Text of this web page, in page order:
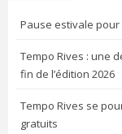
Pause estivale
Tempo Rives : une
fin de l’édition 2026
Tempo Rives se
gratuits